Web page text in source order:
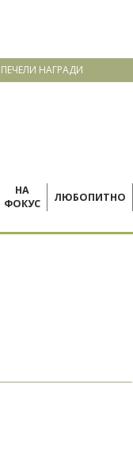
ПЕЧЕЛИ НАГРАДИ
НА
ФОКУС
ЛЮБОПИТНО